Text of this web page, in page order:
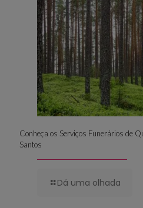
Conheça os Serviços Funerários de
Santos
Dá uma olhada